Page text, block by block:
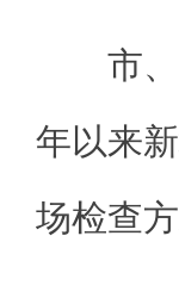
市
年以来
场检查